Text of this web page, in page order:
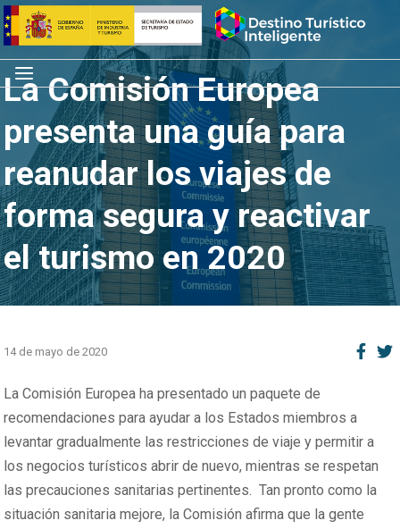
Saltar
al
contenido
Inicio
Menú
La Comisión Europea
presenta una guía para
reanudar los viajes de
forma segura y reactivar
el turismo en 2020
14 de mayo de 2020
La Comisión Europea ha presentado un paquete de
recomendaciones para ayudar a los Estados miembros a
levantar gradualmente las restricciones de viaje y permitir a
los negocios turísticos abrir de nuevo, mientras se respetan
las precauciones sanitarias pertinentes. Tan pronto como la
situación sanitaria mejore, la Comisión afirma que la gente